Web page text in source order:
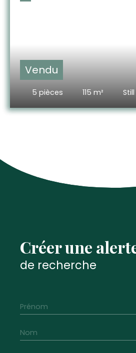
Vendu
5 pièces 115 m²
Créer une
de recherche
Prénom
Nom